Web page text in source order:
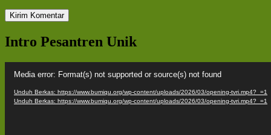
Intro Pesantren Unik
Video
Media error: Format(s) not supported or source(s) not found
Unduh Berkas: https://www.bumiqu.org/wp-content/uploads/2026/03/opening-tvri.mp4?_=1
Unduh Berkas: https://www.bumiqu.org/wp-content/uploads/2026/03/opening-tvri.mp4?_=1